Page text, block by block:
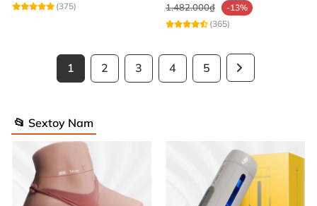
(375) 1.482.000₫
-13%
(365)
1 2 3 4 5
📂 Sextoy Nam